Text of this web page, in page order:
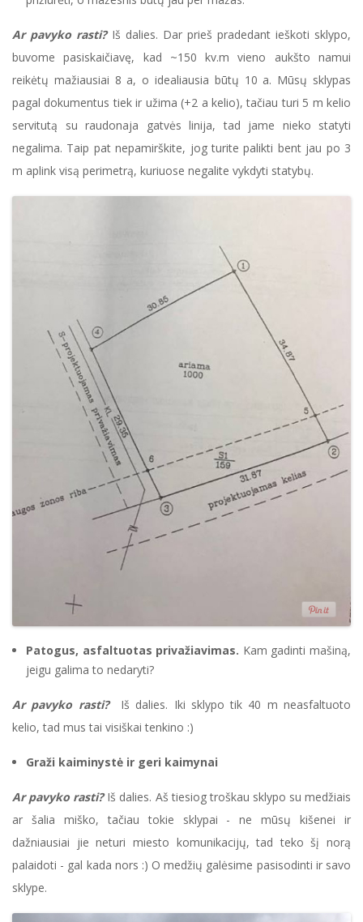
Ar pavyko rasti?Iš dalies. Dar prieš pradedant ieškoti sklypo,
buvome pasiskaičiavę, kad ~150 kv.m vieno aukšto namui
reikėtų mažiausiai 8 a, o idealiausia būtų 10 a. Mūsų sklypas
pagal dokumentus tiek ir užima (+2 a kelio), tačiau turi 5 m kelio
servitutą su raudonaja gatvės linija, tad jame nieko statyti
negalima. Taip pat nepamirškite, jog turite palikti bent jau po 3
m aplink visą perimetrą, kuriuose negalite vykdyti statybų.
Patogus, asfaltuotas privažiavimas. Kam gadinti mašiną,
jeigu galima to nedaryti?
Ar pavyko rasti?Iš dalies. Iki sklypo tik 40 m neasfaltuoto
kelio, tad mus tai visiškai tenkino :)
Graži kaiminystė ir geri kaimynai
Ar pavyko rasti?Iš dalies. Aš tiesiog troškau sklypo su medžiais
ar šalia miško, tačiau tokie sklypai - ne mūsų kišenei ir
dažniausiai jie neturi miesto komunikacijų, tad teko šį norą
palaidoti - gal kada nors :) O medžių galėsime pasisodinti ir savo
sklype.